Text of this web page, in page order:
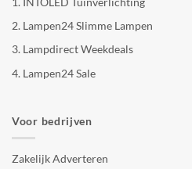
2. Lampen24 Slimme Lampen
3. Lampdirect Weekdeals
4. Lampen24 Sale
Voor bedrijven
Zakelijk Adverteren